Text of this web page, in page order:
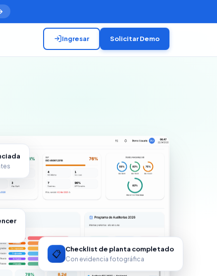
Ingresar Solicitar Demo
📋 Checklist de planta completado
Con evidencia fotográfica